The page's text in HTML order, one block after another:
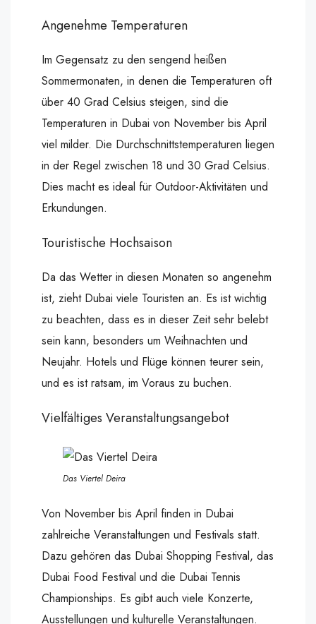
Angenehme Temperaturen
Im Gegensatz zu den sengend heißen
Sommermonaten, in denen die Temperaturen oft
über 40 Grad Celsius steigen, sind die
Temperaturen in Dubai von November bis April
viel milder. Die Durchschnittstemperaturen liegen
in der Regel zwischen 18 und 30 Grad Celsius.
Dies macht es ideal für Outdoor-Aktivitäten und
Erkundungen.
Touristische Hochsaison
Da das Wetter in diesen Monaten so angenehm
ist, zieht Dubai viele Touristen an. Es ist wichtig
zu beachten, dass es in dieser Zeit sehr belebt
sein kann, besonders um Weihnachten und
Neujahr. Hotels und Flüge können teurer sein,
und es ist ratsam, im Voraus zu buchen.
Vielfältiges Veranstaltungsangebot
Das Viertel Deira
Von November bis April finden in Dubai
zahlreiche Veranstaltungen und Festivals statt.
Dazu gehören das Dubai Shopping Festival, das
Dubai Food Festival und die Dubai Tennis
Championships. Es gibt auch viele Konzerte,
Ausstellungen und kulturelle Veranstaltungen.